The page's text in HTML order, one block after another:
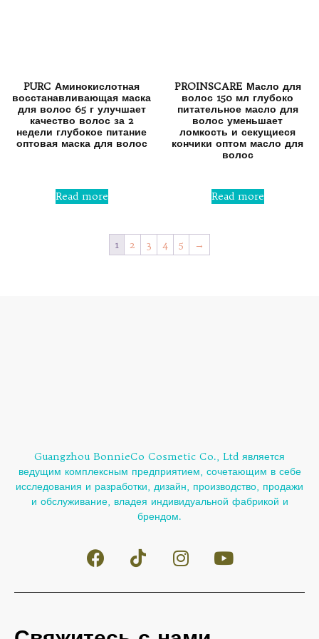
PURC Аминокислотная
восстанавливающая маска
для волос 65 г улучшает
качество волос за 2
недели глубокое питание
оптовая маска для волос
out
of
5
Read more
PROINSCARE Масло для
волос 150 мл глубоко
питательное масло для
волос уменьшает
ломкость и секущиеся
кончики оптом масло для
волос
0
out
Read more
1 2 3 4 5 →
Guangzhou BonnieCo Cosmetic Co., Ltd является
ведущим комплексным предприятием, сочетающим в себе
исследования и разработки, дизайн, производство, продажи
и обслуживание, владея индивидуальной фабрикой и
брендом.